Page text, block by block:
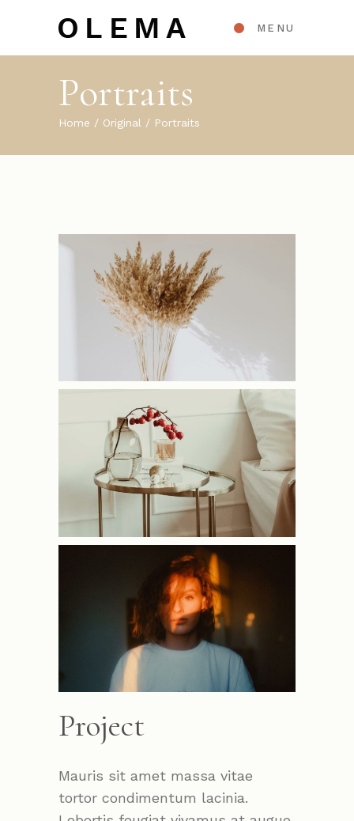
MENU
Portraits
Home Original Portraits
Project
Mauris sit amet massa vitae
tortor condimentum lacinia.